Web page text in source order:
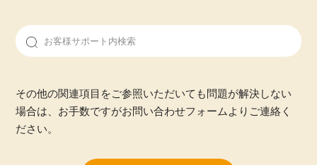
その他の関連項目をご参照いただいても問題が解決しない
場合は、お手数ですがお問い合わせフォームよりご連絡く
ださい。